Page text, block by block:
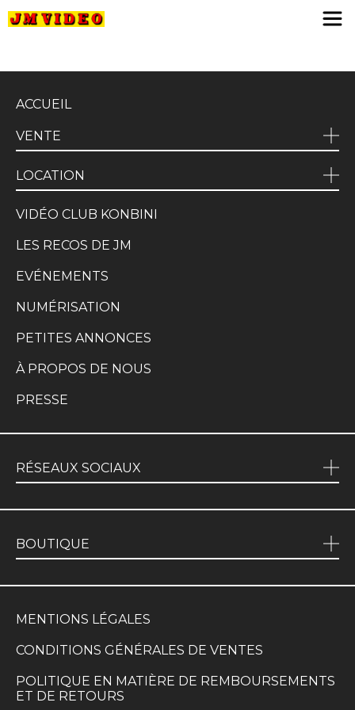
ACCUEIL
VENTE
LOCATION
VIDÉO CLUB KONBINI
LES RECOS DE JM
EVÉNEMENTS
NUMÉRISATION
PETITES ANNONCES
À PROPOS DE NOUS
PRESSE
RÉSEAUX SOCIAUX
BOUTIQUE
MENTIONS LÉGALES
CONDITIONS GÉNÉRALES DE VENTES
POLITIQUE EN MATIÈRE DE REMBOURSEMENTS
ET DE RETOURS